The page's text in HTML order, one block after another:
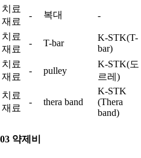
치료
재료
- 복대 -
치료
재료
- T-bar
K-STK(T-
bar)
치료
재료
- pulley
K-STK(도
르레)
치료
재료
- thera band
K-STK
(Thera
band)
03 약제비